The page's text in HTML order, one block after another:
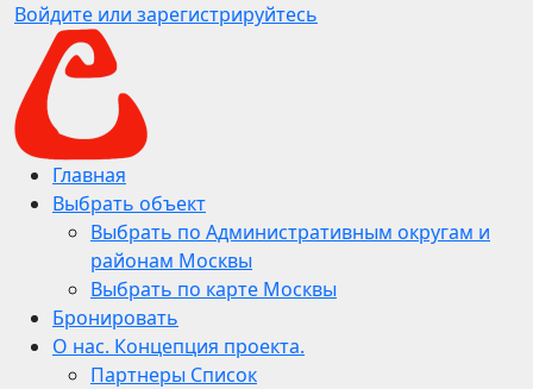
Войдите или зарегистрируйтесь
Главная
Выбрать объект
Выбрать по Административным округам и
районам Москвы
Выбрать по карте Москвы
Бронировать
О нас. Концепция проекта.
Партнеры Список